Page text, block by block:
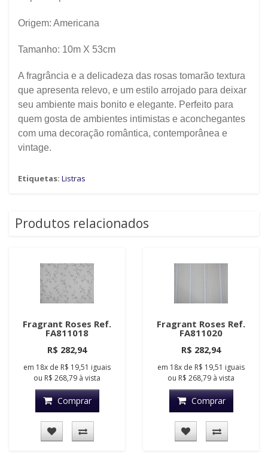
Origem: Americana
Tamanho: 10m X 53cm
A fragrância e a delicadeza das rosas tomarão textura
que apresenta relevo, e um estilo arrojado para deixar
seu ambiente mais bonito e elegante. Perfeito para
quem gosta de ambientes intimistas e aconchegantes
com uma decoração romântica, contemporânea e
vintage.
Etiquetas: Listras
Produtos relacionados
Fragrant Roses Ref.
FA811018
R$ 282,94
em 18x de R$ 19,51 iguais
ou R$ 268,79 à vista
Comprar
Fragrant Roses Ref.
FA811020
R$ 282,94
em 18x de R$ 19,51 iguais
ou R$ 268,79 à vista
Comprar